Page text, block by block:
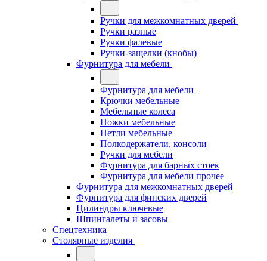
Ручки для межкомнатных дверей
Ручки разные
Ручки фалевые
Ручки-защелки (кнобы)
Фурнитура для мебели
Фурнитура для мебели
Крючки мебельные
Мебельные колеса
Ножки мебельные
Петли мебельные
Полкодержатели, консоли
Ручки для мебели
Фурнитура для барных стоек
Фурнитура для мебели прочее
Фурнитура для межкомнатных дверей
Фурнитура для финских дверей
Цилиндры ключевые
Шпингалеты и засовы
Спецтехника
Столярные изделия